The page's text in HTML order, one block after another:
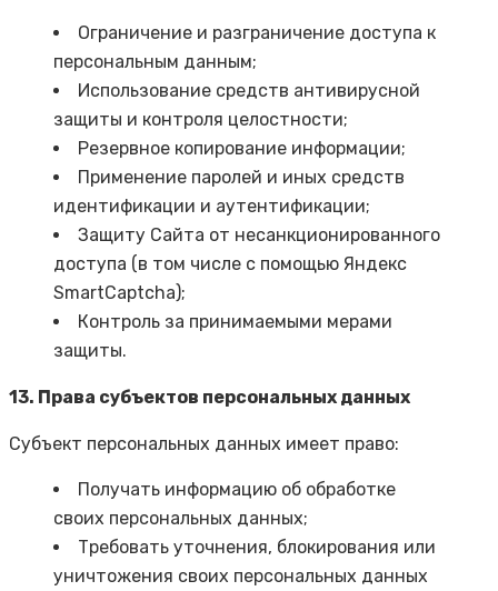
Ограничение и разграничение доступа к
персональным данным;
Использование средств антивирусной
защиты и контроля целостности;
Резервное копирование информации;
Применение паролей и иных средств
идентификации и аутентификации;
Защиту Сайта от несанкционированного
доступа (в том числе с помощью Яндекс
SmartCaptcha);
Контроль за принимаемыми мерами
защиты.
13. Права субъектов персональных данных
Субъект персональных данных имеет право:
Получать информацию об обработке
своих персональных данных;
Требовать уточнения, блокирования или
уничтожения своих персональных данных